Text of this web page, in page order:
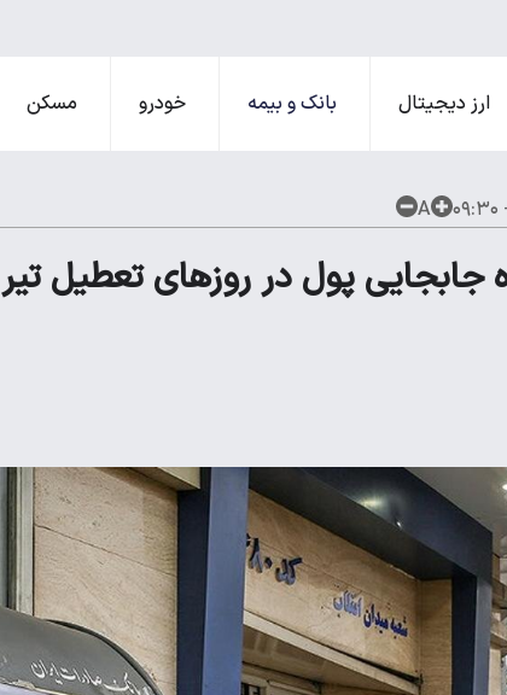
ارز دیجیتال بانک و بیمه خودرو مسکن
A
پول در روز‌های تعطیل تیر